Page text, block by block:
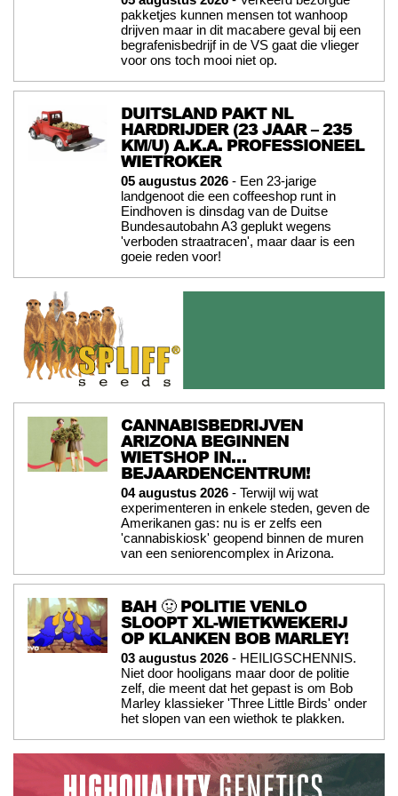
pakketjes kunnen mensen tot wanhoop
drijven maar in dit macabere geval bij een
begrafenisbedrijf in de VS gaat die vlieger
voor ons toch mooi niet op.
DUITSLAND PAKT NL
HARDRIJDER (23 JAAR – 235
KM/U) A.K.A. PROFESSIONEEL
WIETROKER
05 augustus 2026 - Een 23-jarige
landgenoot die een coffeeshop runt in
Eindhoven is dinsdag van de Duitse
Bundesautobahn A3 geplukt wegens
'verboden straatracen', maar daar is een
goeie reden voor!
CANNABISBEDRIJVEN
ARIZONA BEGINNEN
WIETSHOP IN…
BEJAARDENCENTRUM!
04 augustus 2026 - Terwijl wij wat
experimenteren in enkele steden, geven de
Amerikanen gas: nu is er zelfs een
'cannabiskiosk' geopend binnen de muren
van een seniorencomplex in Arizona.
BAH 🤢 POLITIE VENLO
SLOOPT XL-WIETKWEKERIJ
OP KLANKEN BOB MARLEY!
03 augustus 2026 - HEILIGSCHENNIS.
Niet door hooligans maar door de politie
zelf, die meent dat het gepast is om Bob
Marley klassieker 'Three Little Birds' onder
het slopen van een wiethok te plakken.